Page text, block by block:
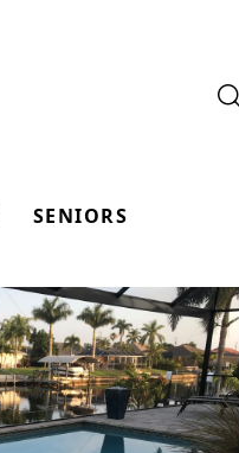
SENIORS